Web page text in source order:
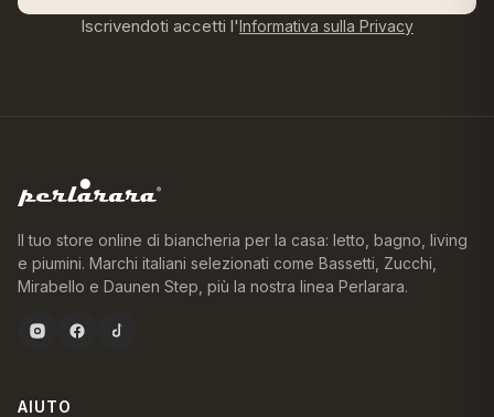
Iscrivendoti accetti l'Informativa sulla Privacy
Il tuo store online di biancheria per la casa: letto, bagno, living
e piumini. Marchi italiani selezionati come Bassetti, Zucchi,
Mirabello e Daunen Step, più la nostra linea Perlarara.
AIUTO